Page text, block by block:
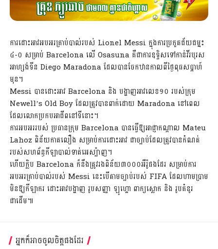
ការដោះអាវអបអរគ្រាប់បាល់របស់ Lionel Messi ក្នុងការប្រកួតជ័យជម្នះ
៤-០ សម្រាប់ Barcelona លើ Osasuna គឺជាការឧទ្ទិសទៅកាន់វីរបុរស
អាហ្សង់ទីន Diego Maradona ដែលបានចែកឋានកាលពីថ្ងៃពុធសប្ដាហ៍
មុន។
Messi បានដោះអាវ Barcelona និង បង្ហាញអាវលេខ១០ របស់ក្រុម
Newell’s Old Boy ដែលត្រូវបានពាក់ដោយ Maradona នៅពេល
ដែលលោកប្រកបអាជីពនៅទីនោះ។
ការអបអររបស់ ប្រធានក្រុម Barcelona បានធ្វើឱ្យអាជ្ញាកណ្ដាល Mateu
Lahoz ពិន័យកាតលឿង សម្រាប់ការដោះអាវ ជាច្បាប់ដែលត្រូវបានកំណត់
របស់សហព័ន្ធកីឡាបាល់ទាត់អេស្ប៉ាញ។
ហើយក្លិប Barcelona ក៏នឹងត្រូវរងពិន័យ៣០០០អឺរ៉ូផងដែរ សម្រាប់ការ
អបអរគ្រាប់បាល់របស់ Messi នេះបើតាមច្បាប់របស់ FIFA ដែលហាមប្រាម
មិនឱ្យកីឡាករ ដោះអាវបង្ហាញ រូបសញ្ញា ឡូហ្គោ ពាក្យស្លោក និង រូបគំនូរ
ជាដើម៕
អ្នកក៏អាចចូលចិត្តផងដែរ